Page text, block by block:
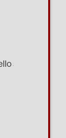
sviluppo di